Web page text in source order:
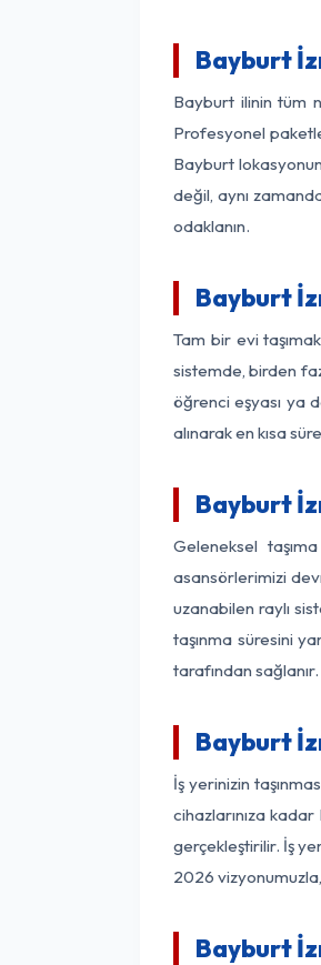
Bayburt
Bayburt ilinin tüm
Profesyonel
Bayburt
değil, aynı
odaklanın.
Bayburt
Tam bir evi
sistemde, birden
öğrenci eşyası ya
alınarak en kısa
Bayburt
Geleneksel
asansörlerimizi
uzanabilen raylı
taşınma süresini
tarafından sağlanır.
Bayburt
İş yerinizin
cihazlarınıza
gerçekleştirilir. İş
2026 vizyonumuzla,
Bayburt